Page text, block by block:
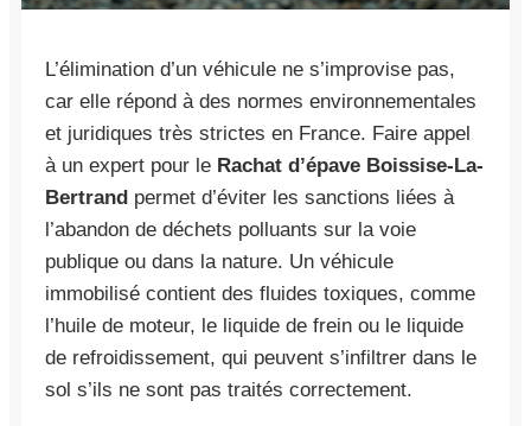
L’élimination d’un véhicule ne s’improvise pas,
car elle répond à des normes environnementales
et juridiques très strictes en France. Faire appel
à un expert pour le Rachat d’épave Boissise-La-
Bertrand permet d’éviter les sanctions liées à
l’abandon de déchets polluants sur la voie
publique ou dans la nature. Un véhicule
immobilisé contient des fluides toxiques, comme
l’huile de moteur, le liquide de frein ou le liquide
de refroidissement, qui peuvent s’infiltrer dans le
sol s’ils ne sont pas traités correctement.